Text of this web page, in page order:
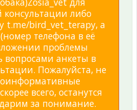
либо
t.me/bird_vet_terapy, а
телефона в её
проблемы
вопросами анкеты в
Пожалуйста, не
всего, останутся
за понимание.